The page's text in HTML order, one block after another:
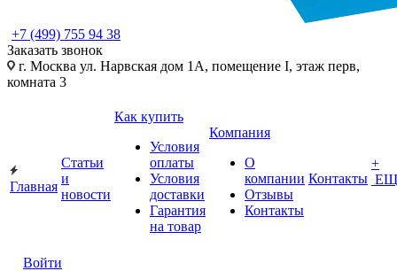
+7 (499) 755 94 38
Заказать звонок
г. Москва ул. Нарвская дом 1А, помещение I, этаж перв,
комната 3
Главная
Статьи
и
новости
Как купить
Условия
оплаты
Условия
доставки
Гарантия
на товар
Компания
О
компании
Отзывы
Контакты
Контакты
+
Войти